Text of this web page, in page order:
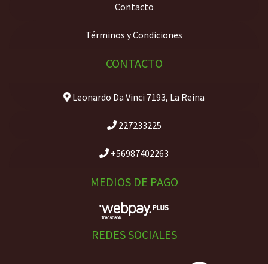
Contacto
Términos y Condiciones
CONTACTO
Leonardo Da Vinci 7193, La Reina
227233225
+56987402263
MEDIOS DE PAGO
REDES SOCIALES